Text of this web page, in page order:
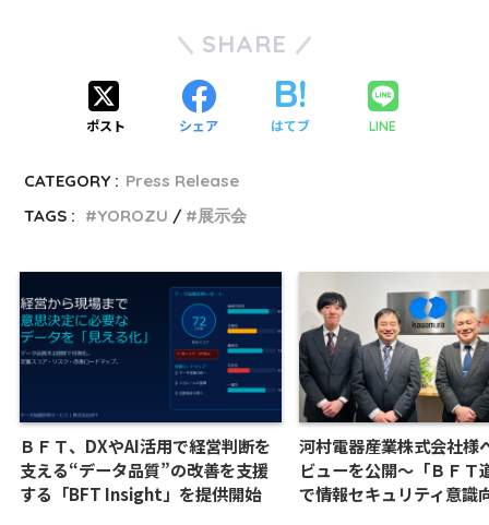
SHARE
ポスト シェア はてブ LINE
CATEGORY : Press Release
TAGS :
YOROZU 展示会
ＢＦＴ、DXやAI活用で経営判断を
支える“データ品質”の改善を支援
する「BFT Insight」を提供開始
河村電器産業株式会社様
ビューを公開～「ＢＦＴ
で情報セキュリティ意識